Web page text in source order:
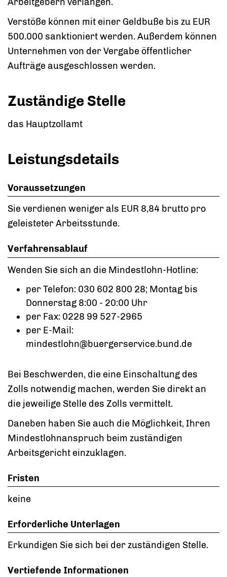
Verstöße können mit einer Geldbuße bis zu EUR
500.000 sanktioniert werden. Außerdem können
Unternehmen von der Vergabe öffentlicher
Aufträge ausgeschlossen werden.
Zuständige Stelle
das Hauptzollamt
Leistungsdetails
Voraussetzungen
Sie verdienen weniger als EUR 8,84 brutto pro
geleisteter Arbeitsstunde.
Verfahrensablauf
Wenden Sie sich an die Mindestlohn-Hotline:
per Telefon: 030 602 800 28; Montag bis
Donnerstag 8:00 - 20:00 Uhr
per Fax: 0228 99 527-2965
per E-Mail:
mindestlohn@buergerservice.bund.de
Bei Beschwerden, die eine Einschaltung des
Zolls notwendig machen, werden Sie direkt an
die jeweilige Stelle des Zolls vermittelt.
Daneben haben Sie auch die Möglichkeit, Ihren
Mindestlohnanspruch beim zuständigen
Arbeitsgericht einzuklagen.
Fristen
keine
Erforderliche Unterlagen
Erkundigen Sie sich bei der zuständigen Stelle.
Vertiefende Informationen